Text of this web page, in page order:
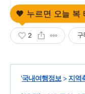
2 구
'국내여행정보 > 지역